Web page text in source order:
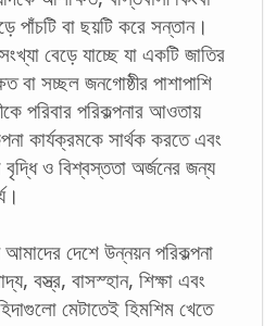
পাঁচটি বা ছয়টি করে সন্তান।
বেড়ে যাচ্ছে যা একটি জাতির
সচ্ছল জনগোষ্ঠীর পাশাপাশি
পরিবার পরিকল্পনার আওতায়
কার্যক্রমকে সার্থক করতে এবং
ও বিশ্বস্ততা অর্জনের জন্য
দেশে উন্নয়ন পরিকল্পনা
বস্ত্র, বাসস্হান, শিক্ষা এবং
মেটাতেই হিমশিম খেতে